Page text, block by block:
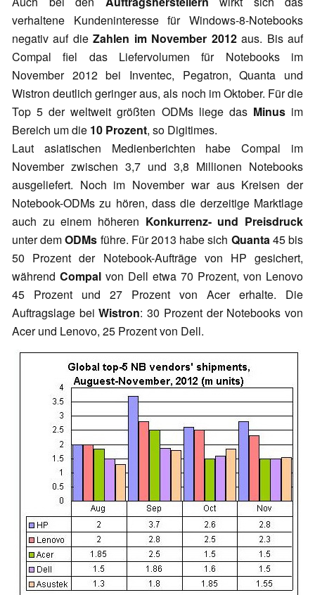
verhaltene Kundeninteresse für Windows-8-Notebooks
negativ auf dieZahlen im November 2012aus. Bis auf
Compal fiel das Liefervolumen für Notebooks im
November 2012 bei Inventec, Pegatron, Quanta und
Wistron deutlich geringer aus, als noch im Oktober. Für die
Top 5 der weltweit größten ODMs liege das Minusim
Bereich um die 10 Prozent, so Digitimes.
Laut asiatischen Medienberichten habe Compal im
November zwischen 3,7 und 3,8 Millionen Notebooks
ausgeliefert. Noch im November war aus Kreisen der
Notebook-ODMs zu hören, dass die derzeitige Marktlage
auch zu einem höheren Konkurrenz- und Preisdruck
unter demODMs führe. Für 2013 habe sich Quanta45 bis
50 Prozent der Notebook-Aufträge von HP gesichert,
während Compal von Dell etwa 70 Prozent, von Lenovo
45 Prozent und 27 Prozent von Acer erhalte. Die
Auftragslage beiWistron: 30 Prozent der Notebooks von
Acer und Lenovo, 25 Prozent von Dell.